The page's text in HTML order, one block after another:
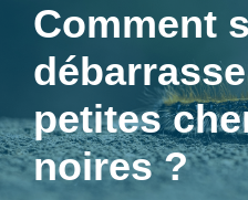
Comment
petites
noires ?